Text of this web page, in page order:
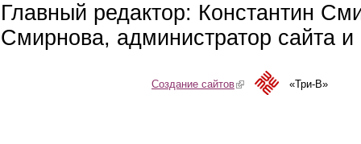
Главный редактор: Константин
Смирнова, администратор сайта
Создание сайтов(link is external)«Три-В»